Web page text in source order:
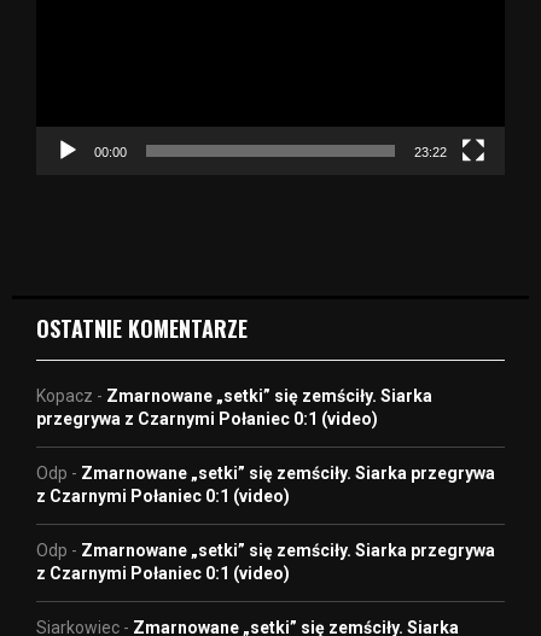
c
00:00 23:22
OSTATNIE KOMENTARZE
Kopacz - Zmarnowane „setki” się zemściły. Siarka
przegrywa z Czarnymi Połaniec 0:1 (video)
Odp - Zmarnowane „setki” się zemściły. Siarka przegrywa
z Czarnymi Połaniec 0:1 (video)
Odp - Zmarnowane „setki” się zemściły. Siarka przegrywa
z Czarnymi Połaniec 0:1 (video)
Siarkowiec - Zmarnowane „setki” się zemściły. Siarka